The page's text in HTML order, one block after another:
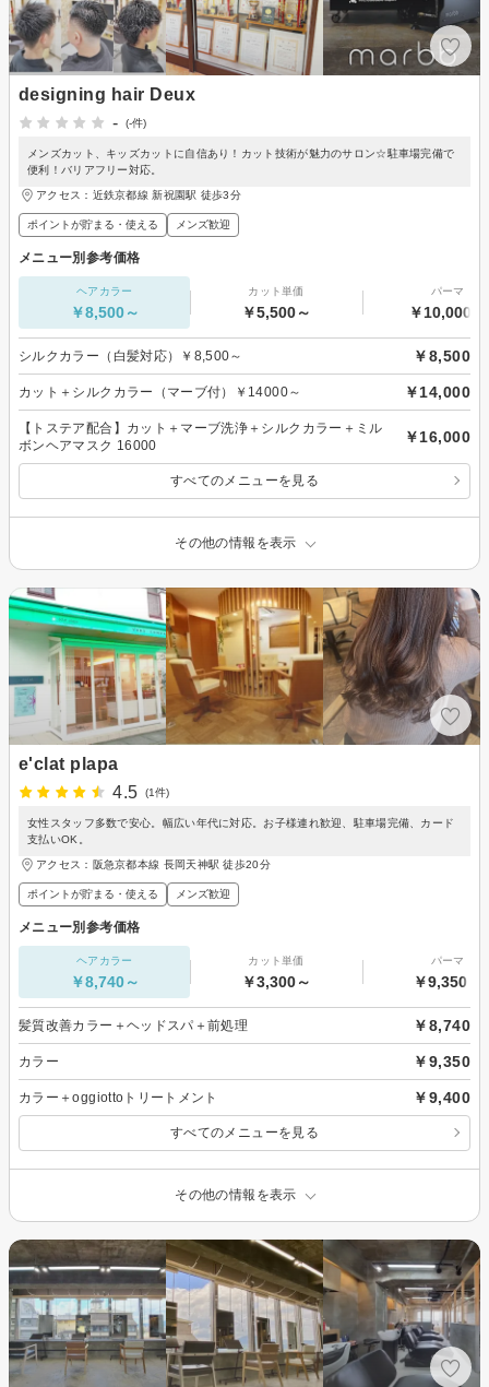
designing hair Deux
-
(-件)
メンズカット、キッズカットに自信あり！カット技術が魅力のサロン☆駐車場完備で
便利！バリアフリー対応。
アクセス：近鉄京都線 新祝園駅 徒歩3分
ポイントが貯まる・使える メンズ歓迎
メニュー別参考価格
ヘアカラー
￥8,500～
カット単価
￥5,500～
パーマ
￥10,000～
シルクカラー（白髪対応）￥8,500～ ￥8,500
カット＋シルクカラー（マーブ付）￥14000～ ￥14,000
【トステア配合】カット＋マーブ洗浄＋シルクカラー＋ミル
ボンヘアマスク 16000
￥16,000
すべてのメニューを見る
その他の情報を表示
e'clat plapa
4.5
(1件)
女性スタッフ多数で安心。幅広い年代に対応。お子様連れ歓迎、駐車場完備、カード
支払いOK。
アクセス：阪急京都本線 長岡天神駅 徒歩20分
ポイントが貯まる・使える メンズ歓迎
メニュー別参考価格
ヘアカラー
￥8,740～
カット単価
￥3,300～
パーマ
￥9,350～
髪質改善カラー＋ヘッドスパ＋前処理 ￥8,740
カラー ￥9,350
カラー＋oggiottoトリートメント ￥9,400
すべてのメニューを見る
その他の情報を表示